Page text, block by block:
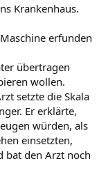
Krankenhaus.
erfunden
übertragen
wollen.
setzte die Skala
Er erklärte,
würden, als
einsetzten,
bat den Arzt noch